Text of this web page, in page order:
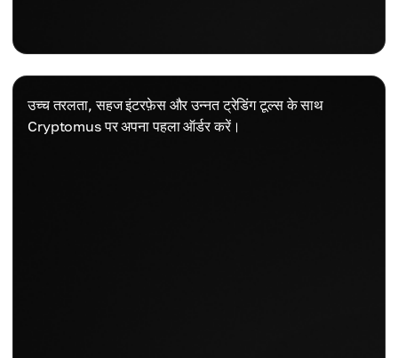
उच्च तरलता, सहज इंटरफ़ेस और उन्नत ट्रेडिंग टूल्स के साथ
Cryptomus पर अपना पहला ऑर्डर करें।